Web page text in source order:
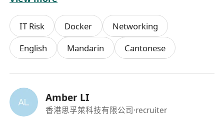
tracert、nslookup）进行网络连通性与 DNS 解
析之诊断。
理解局域网（LAN）架构，能判断并初步定位终端
问题或网络设备问题。
熟练操作及管理防病毒软件，进行病毒扫描、恶
意软件清除及隔离区管理。
具备基础的资安威胁识别能力，能判断并初步处
IT Risk Docker
Networking
English
Mandarin Cantonese
Amber LI
香港思孚萊科技有限公司·recruiter